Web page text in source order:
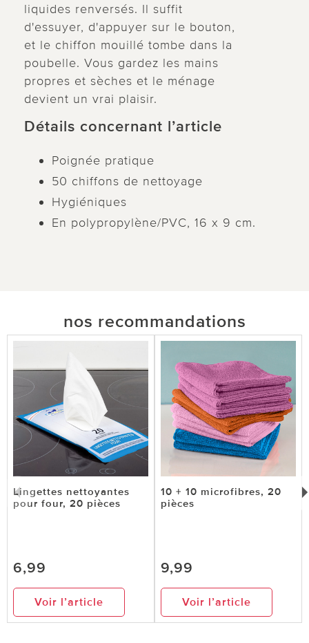
liquides renversés. Il suffit
d'essuyer, d'appuyer sur le bouton,
et le chiffon mouillé tombe dans la
poubelle. Vous gardez les mains
propres et sèches et le ménage
devient un vrai plaisir.
Détails concernant l’article
Poignée pratique
50 chiffons de nettoyage
Hygiéniques
En polypropylène/PVC, 16 x 9 cm.
nos recommandations
Lingettes nettoyantes
pour four, 20 pièces
6,99
Voir l’article
10 + 10 microfibres, 20
pièces
9,99
Voir l’article